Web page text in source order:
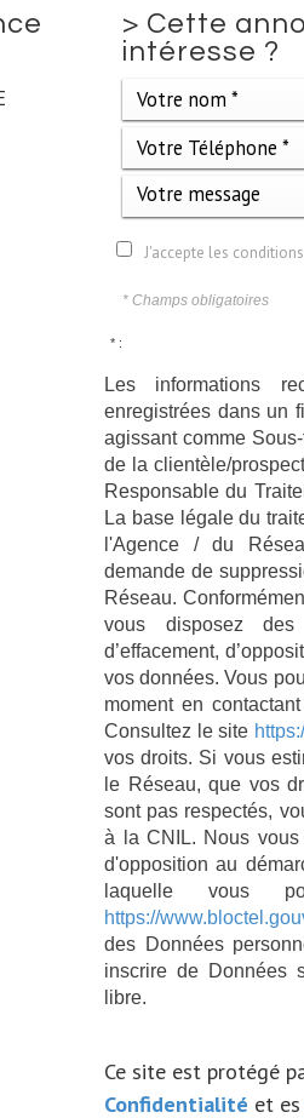
> Cette
intéresse ?
J'accepte les
* Champs obligatoires
* :
Les informations
enregistrées dans un
agissant comme
de la clientèle/
Responsable du
La base légale du
l'Agence / du
demande de
Réseau.
vous disposez des
d’effacement,
vos données. Vous
moment en
Consultez le site
vos droits. Si vous
le Réseau, que vos
sont pas respectés,
à la CNIL. Nous vous
d'opposition au
laquelle vous
https://
des Données
inscrire de Données
libre.
Ce site est protégé
Confidentialité et es